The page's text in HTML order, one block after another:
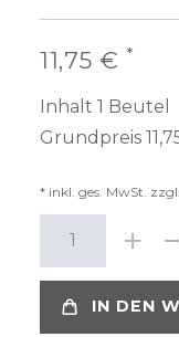
11,75 € *
Inhalt 1 Beutel
Grundpreis
* inkl. ges. MwSt. zzgl.
IN DEN